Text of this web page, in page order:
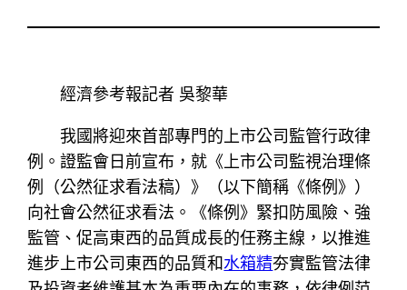
經濟參考報記者 吳黎華
我國將迎來首部專門的上市公司監管行政律
例。證監會日前宣布，就《上市公司監視治理條
例（公然征求看法稿）》（以下簡稱《條例》）
向社會公然征求看法。《條例》緊扣防風險、強
監管、促高東西的品質成長的任務主線，以推進
進步上市公司東西的品質和水箱精夯實監管法律